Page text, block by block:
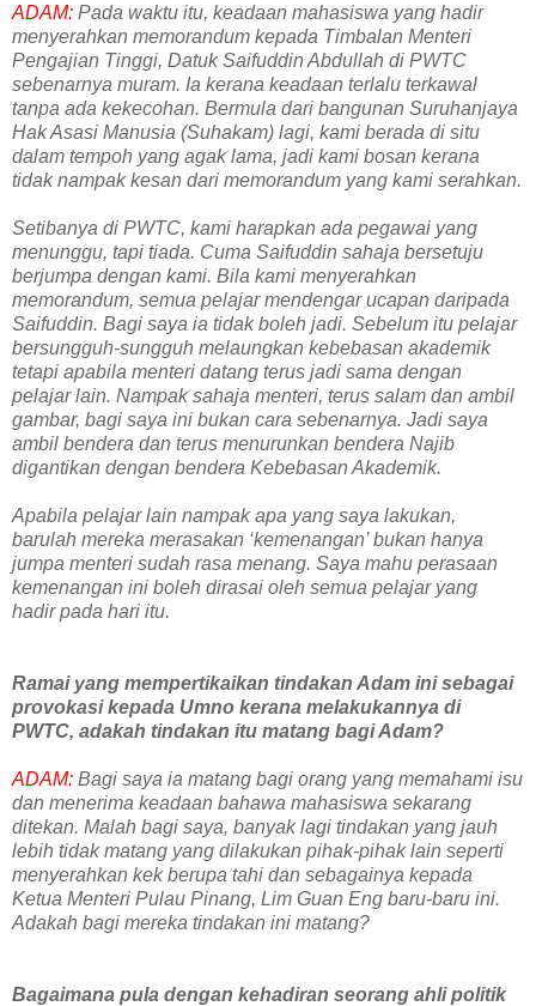
ADAM: Pada waktu itu, keadaan mahasiswa yang hadir
menyerahkan memorandum kepada Timbalan Menteri
Pengajian Tinggi, Datuk Saifuddin Abdullah di PWTC
sebenarnya muram. Ia kerana keadaan terlalu terkawal
tanpa ada kekecohan. Bermula dari bangunan Suruhanjaya
Hak Asasi Manusia (Suhakam) lagi, kami berada di situ
dalam tempoh yang agak lama, jadi kami bosan kerana
tidak nampak kesan dari memorandum yang kami serahkan.
Setibanya di PWTC, kami harapkan ada pegawai yang
menunggu, tapi tiada. Cuma Saifuddin sahaja bersetuju
berjumpa dengan kami. Bila kami menyerahkan
memorandum, semua pelajar mendengar ucapan daripada
Saifuddin. Bagi saya ia tidak boleh jadi. Sebelum itu pelajar
bersungguh-sungguh melaungkan kebebasan akademik
tetapi apabila menteri datang terus jadi sama dengan
pelajar lain. Nampak sahaja menteri, terus salam dan ambil
gambar, bagi saya ini bukan cara sebenarnya. Jadi saya
ambil bendera dan terus menurunkan bendera Najib
digantikan dengan bendera Kebebasan Akademik.
Apabila pelajar lain nampak apa yang saya lakukan,
barulah mereka merasakan ‘kemenangan’ bukan hanya
jumpa menteri sudah rasa menang. Saya mahu perasaan
kemenangan ini boleh dirasai oleh semua pelajar yang
hadir pada hari itu.
Ramai yang mempertikaikan tindakan Adam ini sebagai
provokasi kepada Umno kerana melakukannya di
PWTC, adakah tindakan itu matang bagi Adam?
ADAM: Bagi saya ia matang bagi orang yang memahami isu
dan menerima keadaan bahawa mahasiswa sekarang
ditekan. Malah bagi saya, banyak lagi tindakan yang jauh
lebih tidak matang yang dilakukan pihak-pihak lain seperti
menyerahkan kek berupa tahi dan sebagainya kepada
Ketua Menteri Pulau Pinang, Lim Guan Eng baru-baru ini.
Adakah bagi mereka tindakan ini matang?
Bagaimana pula dengan kehadiran seorang ahli politik